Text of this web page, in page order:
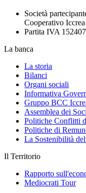
Società
Cooperativo Iccrea
Partita IVA
La banca
La storia
Bilanci
Organi sociali
Informativa
Gruppo BCC
Assemblea dei
Politiche Conflitti
Politiche di
La Sostenibilità
Il Territorio
Rapporto
Mediocrati Tour